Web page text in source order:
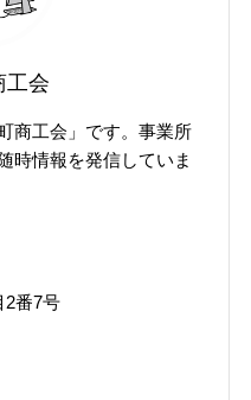
工会
商工会」です。事業所
時情報を発信していま
2番7号